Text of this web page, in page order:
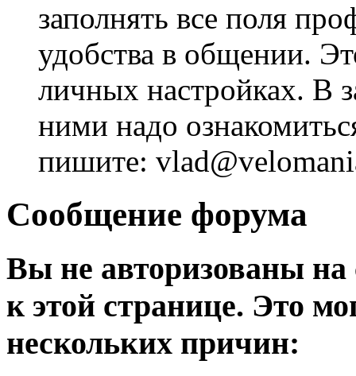
заполнять все поля
удобства в общении.
личных настройках. В
ними надо
пишите:
Сообщение форума
Вы не авторизованы на
к этой странице. Это
нескольких причин: